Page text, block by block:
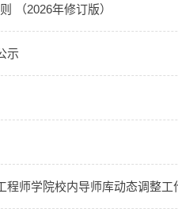
（2026年修订版）
示
程师学院校内导师库动态调整工